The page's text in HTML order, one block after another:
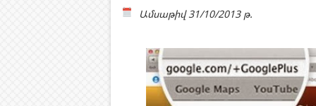
Ամսաթիվ 31/10/2013 թ.